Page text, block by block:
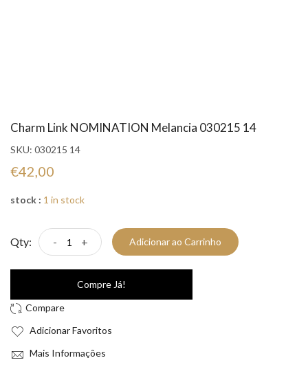
Charm Link NOMINATION Melancia 030215 14
SKU: 030215 14
€42,00
stock : 1 in stock
Qty: - + Adicionar ao Carrinho
Compre Já!
Adicionar Favoritos
Mais Informações